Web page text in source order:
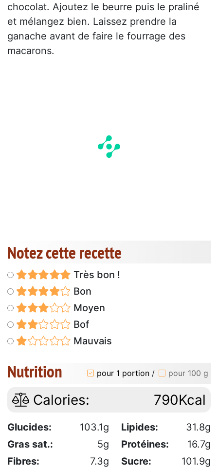
chocolat. Ajoutez le beurre puis le praliné
et mélangez bien. Laissez prendre la
ganache avant de faire le fourrage des
macarons.
Notez cette recette
Très bon !
Bon
Moyen
Bof
Mauvais
Nutrition pour 1 portion / pour 100 g
Calories: 790Kcal
Glucides: 103.1g Lipides:
31.8g
Gras sat.:
5g Protéines:
16.7g
Fibres:
7.3g Sucre: 101.9g